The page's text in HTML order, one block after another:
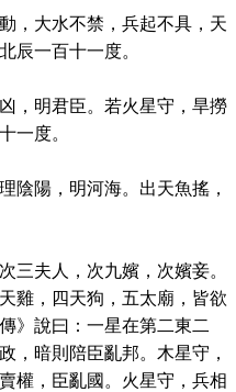
，大水不禁，兵起不具，天
辰一百十一度。
，明君臣。若火星守，旱撈
一度。
陰陽，明河海。出天魚搖，
三夫人，次九嬪，次嬪妾。
雞，四天狗，五太廟，皆欲
》說曰：一星在第二東二
，暗則陪臣亂邦。木星守，
權，臣亂國。火星守，兵相